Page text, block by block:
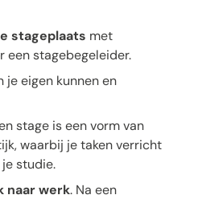
stageplaats met
een stagebegeleider.
je eigen kunnen en
stage is een vorm van
waarbij je taken verricht
studie.
naar werk. Na een